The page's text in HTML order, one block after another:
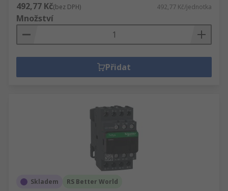
492,77 Kč(bez DPH) 492,77 Kč/jednotka
Množství
Přidat
Skladem RS Better World